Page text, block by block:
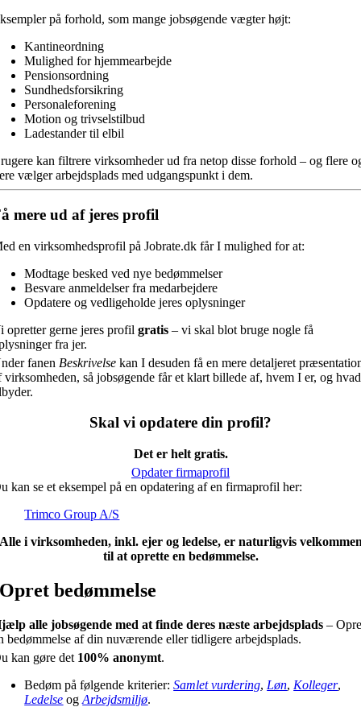
på forhold, som mange jobsøgende vægter højt:
Kantineordning
Mulighed for hjemmearbejde
Pensionsordning
Sundhedsforsikring
Personaleforening
Motion og trivselstilbud
Ladestander til elbil
kan filtrere virksomheder ud fra netop disse forhold – og flere
vælger arbejdsplads med udgangspunkt i dem.
mere ud af jeres profil
en virksomhedsprofil på Jobrate.dk får I mulighed for at:
Modtage besked ved nye bedømmelser
Besvare anmeldelser fra medarbejdere
Opdatere og vedligeholde jeres oplysninger
opretter gerne jeres profilgratis – vi skal blot bruge nogle få
fra jer.
fanen Beskrivelse kan I desuden få en mere detaljeret
virksomheden, så jobsøgende får et klart billede af, hvem I er, og
Skal vi opdatere din profil?
Det er helt gratis.
Opdater firmaprofil
kan se et eksempel på en opdatering af en firmaprofil her:
Trimco Group A/S
i virksomheden, inkl. ejer og ledelse, er naturligvis
til at oprette en bedømmelse.
Opret bedømmelse
alle jobsøgende med at finde deres næste arbejdsplads –
bedømmelse af din nuværende eller tidligere arbejdsplads.
kan gøre det 100% anonymt.
Bedøm på følgende kriterier:Samlet vurdering, Løn, Kolleger,
Ledelse ogArbejdsmiljø.